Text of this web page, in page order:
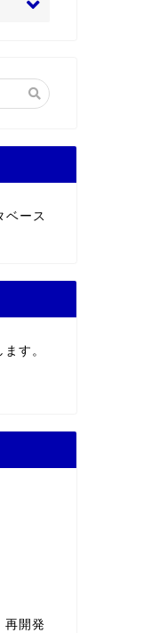
ベース
す。
再開発